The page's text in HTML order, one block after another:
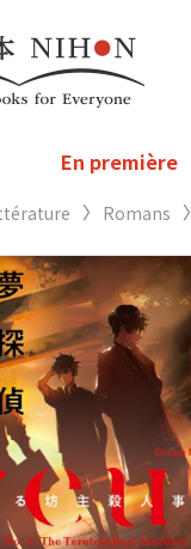
En première
Romans